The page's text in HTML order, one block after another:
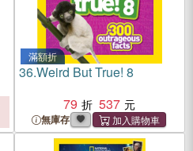
滿額折
36.Weird But True! 8
79
537
無庫存